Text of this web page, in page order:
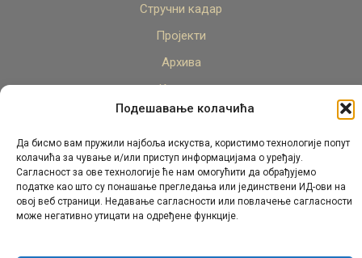
Подешавање колачића
Да бисмо вам пружили најбоља искуства, користимо технологије попут
колачића за чување и/или приступ информацијама о уређају.
Сагласност за ове технологије ће нам омогућити да обрађујемо
податке као што су понашање прегледања или јединствени ИД-ови на
овој веб страници. Недавање сагласности или повлачење сагласности
може негативно утицати на одређене функције.
Стручни кадар
Пројекти
Архива
Контакт
© Републички педагошки завод Републике Српске.